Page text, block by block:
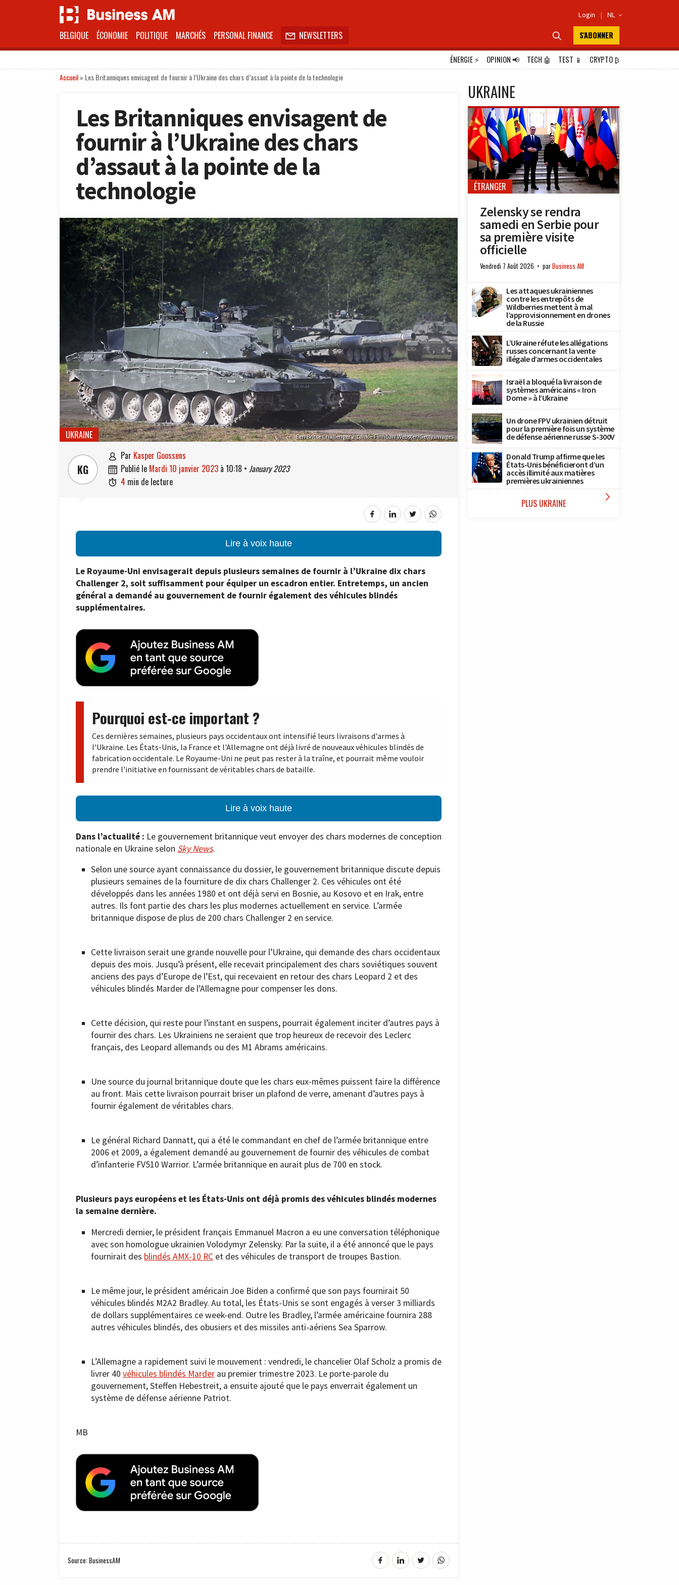
Login | NL 
BELGIQUE ÉCONOMIE POLITIQUE MARCHÉS PERSONAL FINANCE  NEWSLETTERS  S'ABONNER
ÉNERGIE⚡ OPINION📢 TECH 🤖 TEST 📱 CRYPTO₿
Accueil» Les Britanniques envisagent de fournir à l’Ukraine des chars d’assaut à la pointe de la technologie
Les Britanniques envisagent de
fournir à l’Ukraine des chars
d’assaut à la pointe de la
technologie
Een Britse Challenger 2-tank – Finnbarr Webster/Getty Images
UKRAINE
KG
 par Kasper Goossens
 publié le mardi 10 janvier 2023 à 10:18 • January 2023
 4 min de lecture
Lire à voix haute
Le Royaume-Uni envisagerait depuis plusieurs semaines de fournir à l’Ukraine dix chars
Challenger 2, soit suffisamment pour équiper un escadron entier. Entretemps, un ancien
général a demandé au gouvernement de fournir également des véhicules blindés
supplémentaires.
Pourquoi est-ce important ?
Ces dernières semaines, plusieurs pays occidentaux ont intensifié leurs livraisons d'armes à
l'Ukraine. Les États-Unis, la France et l'Allemagne ont déjà livré de nouveaux véhicules blindés de
fabrication occidentale. Le Royaume-Uni ne peut pas rester à la traîne, et pourrait même vouloir
prendre l'initiative en fournissant de véritables chars de bataille.
Lire à voix haute
Dans l’actualité : Le gouvernement britannique veut envoyer des chars modernes de conception
nationale en Ukraine selon Sky News.
Selon une source ayant connaissance du dossier, le gouvernement britannique discute depuis
plusieurs semaines de la fourniture de dix chars Challenger 2. Ces véhicules ont été
développés dans les années 1980 et ont déjà servi en Bosnie, au Kosovo et en Irak, entre
autres. Ils font partie des chars les plus modernes actuellement en service. L’armée
britannique dispose de plus de 200 chars Challenger 2 en service.
Cette livraison serait une grande nouvelle pour l’Ukraine, qui demande des chars occidentaux
depuis des mois. Jusqu’à présent, elle recevait principalement des chars soviétiques souvent
anciens des pays d’Europe de l’Est, qui recevaient en retour des chars Leopard 2 et des
véhicules blindés Marder de l’Allemagne pour compenser les dons.
Cette décision, qui reste pour l’instant en suspens, pourrait également inciter d’autres pays à
fournir des chars. Les Ukrainiens ne seraient que trop heureux de recevoir des Leclerc
français, des Leopard allemands ou des M1 Abrams américains.
Une source du journal britannique doute que les chars eux-mêmes puissent faire la différence
au front. Mais cette livraison pourrait briser un plafond de verre, amenant d’autres pays à
fournir également de véritables chars.
Le général Richard Dannatt, qui a été le commandant en chef de l’armée britannique entre
2006 et 2009, a également demandé au gouvernement de fournir des véhicules de combat
d’infanterie FV510 Warrior. L’armée britannique en aurait plus de 700 en stock.
Plusieurs pays européens et les États-Unis ont déjà promis des véhicules blindés modernes
la semaine dernière.
Mercredi dernier, le président français Emmanuel Macron a eu une conversation téléphonique
avec son homologue ukrainien Volodymyr Zelensky. Par la suite, il a été annoncé que le pays
fournirait des blindés AMX-10 RC et des véhicules de transport de troupes Bastion.
Le même jour, le président américain Joe Biden a confirmé que son pays fournirait 50
véhicules blindés M2A2 Bradley. Au total, les États-Unis se sont engagés à verser 3 milliards
de dollars supplémentaires ce week-end. Outre les Bradley, l’armée américaine fournira 288
autres véhicules blindés, des obusiers et des missiles anti-aériens Sea Sparrow.
L’Allemagne a rapidement suivi le mouvement : vendredi, le chancelier Olaf Scholz a promis de
livrer 40 véhicules blindés Marder au premier trimestre 2023. Le porte-parole du
gouvernement, Steffen Hebestreit, a ensuite ajouté que le pays enverrait également un
système de défense aérienne Patriot.
MB
Source: BusinessAM
UKRAINE
ÉTRANGER
Zelensky se rendra
samedi en Serbie pour
sa première visite
officielle
Vendredi 7 Août 2026 parBusiness AM
Les attaques ukrainiennes
contre les entrepôts de
Wildberries mettent à mal
l’approvisionnement en drones
de la Russie
L’Ukraine réfute les allégations
russes concernant la vente
illégale d’armes occidentales
Israël a bloqué la livraison de
systèmes américains « Iron
Dome » à l’Ukraine
Un drone FPV ukrainien détruit
pour la première fois un système
de défense aérienne russe S-300V
Donald Trump affirme que les
États-Unis bénéficieront d’un
accès illimité aux matières
premières ukrainiennes
PLUS UKRAINE 